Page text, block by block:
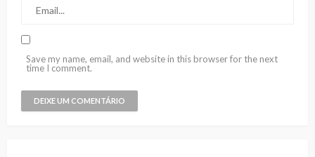
Save my name, email, and website in this browser for the next
time I comment.